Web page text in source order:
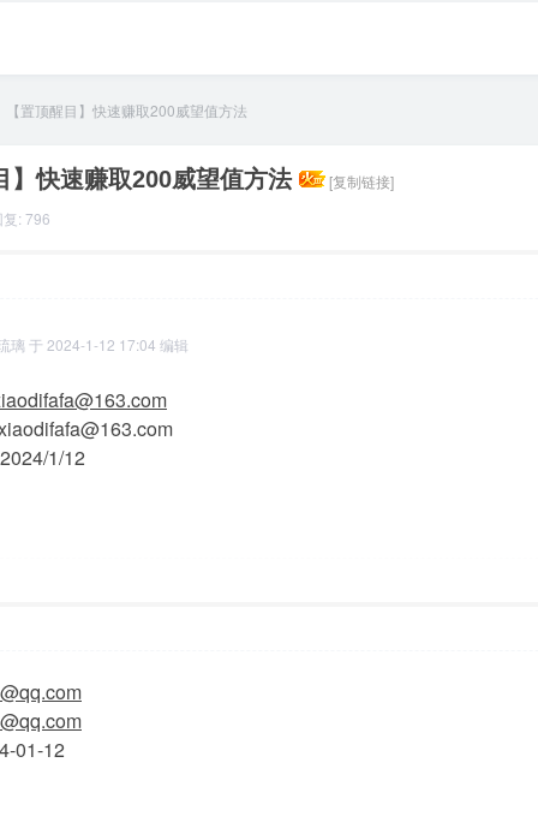
【置顶醒目】快速赚取200威望值方法
】快速赚取200威望值方法
[复制链接]
: 796
璃 于 2024-1-12 17:04 编辑
1/12
01-12